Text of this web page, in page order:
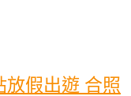
放假出遊 合照